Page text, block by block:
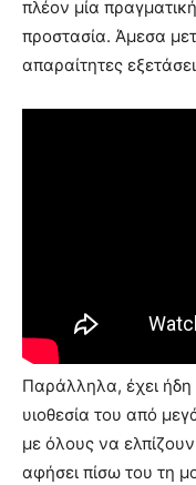
πλέον μία
προστασία. Άμεσα
απαραίτητες
Παράλληλα, έχει ήδη
υιοθεσία του από
με όλους να
αφήσει πίσω του τη